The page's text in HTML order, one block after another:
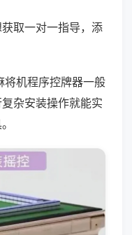
取一对一指导，添
将机程序控牌器一般
杂安装操作就能实